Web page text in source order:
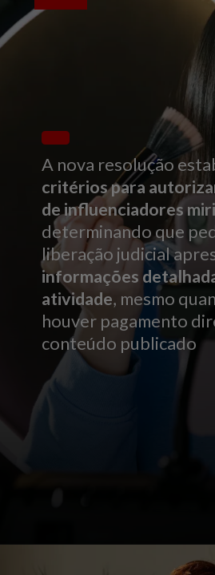
A nova resolução
critérios para
de influenciadores
determinando que
liberação judicial
informações
atividade, mesmo
houver pagamento
conteúdo publicado